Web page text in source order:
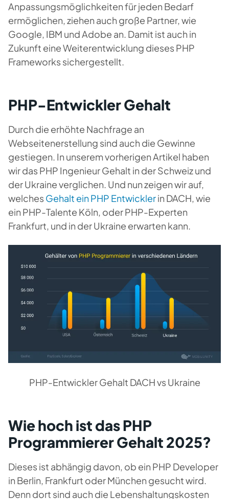
Anpassungsmöglichkeiten für jeden Bedarf
ermöglichen, ziehen auch große Partner, wie
Google, IBM und Adobe an. Damit ist auch in
Zukunft eine Weiterentwicklung dieses PHP
Frameworks sichergestellt.
PHP-Entwickler Gehalt
Durch die erhöhte Nachfrage an
Webseitenerstellung sind auch die Gewinne
gestiegen. In unserem vorherigen Artikel haben
wir das PHP Ingenieur Gehalt in der Schweiz und
der Ukraine verglichen. Und nun zeigen wir auf,
welches Gehalt ein PHP Entwicklerin DACH, wie
ein PHP-Talente Köln, oder PHP-Experten
Frankfurt, und in der Ukraine erwarten kann.
PHP-Entwickler Gehalt DACH vs Ukraine
Wie hoch ist das PHP
Programmierer Gehalt 2025?
Dieses ist abhängig davon, ob ein PHP Developer
in Berlin, Frankfurt oder München gesucht wird.
Denn dort sind auch die Lebenshaltungskosten